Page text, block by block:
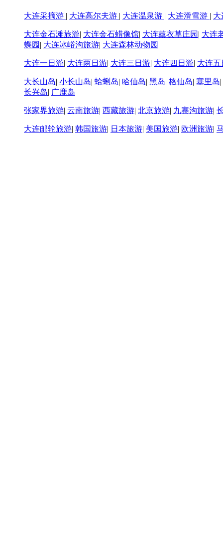
大连采摘游 | 大连高尔夫游 | 大连温泉游 | 大连滑雪游 |
大连金石滩旅游| 大连金石蜡像馆| 大连薰衣草庄园 | 大连
蝶园 | 大连冰峪沟旅游| 大连森林动物园
大连一日游| 大连两日游| 大连三日游| 大连四日游| 大连五
大长山岛| 小长山岛| 蛤蜊岛| 哈仙岛| 黑岛| 格仙岛| 塞里岛|
长兴岛| 广鹿岛
张家界旅游| 云南旅游| 西藏旅游| 北京旅游| 九寨沟旅游|
大连邮轮旅游| 韩国旅游| 日本旅游| 美国旅游| 欧洲旅游|